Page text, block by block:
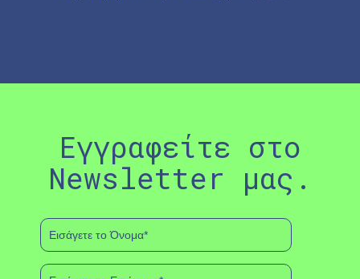
Εγγραφείτε στο
Newsletter μας.